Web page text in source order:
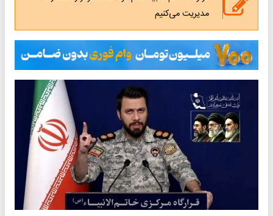
مدیریت می‌کنیم